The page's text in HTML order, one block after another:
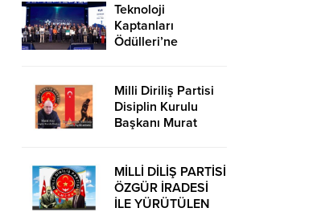
UZAK TUTUMUŞ
OLACAKTIR
Teknoloji
Kaptanları
Ödülleri’ne
Milli Diriliş Partisi
Disiplin Kurulu
Başkanı Murat
Basın Açıklaması
MİLLİ DİLİŞ PARTİSİ
ÖZGÜR İRADESİ
İLE YÜRÜTÜLEN